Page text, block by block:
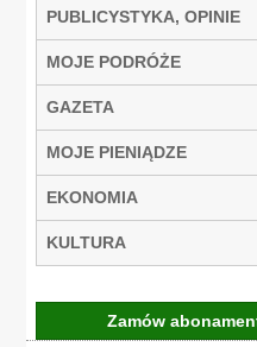
PUBLICYSTYKA, OPINIE
MOJE PODRÓŻE
GAZETA
MOJE PIENIĄDZE
EKONOMIA
KULTURA
Zamów